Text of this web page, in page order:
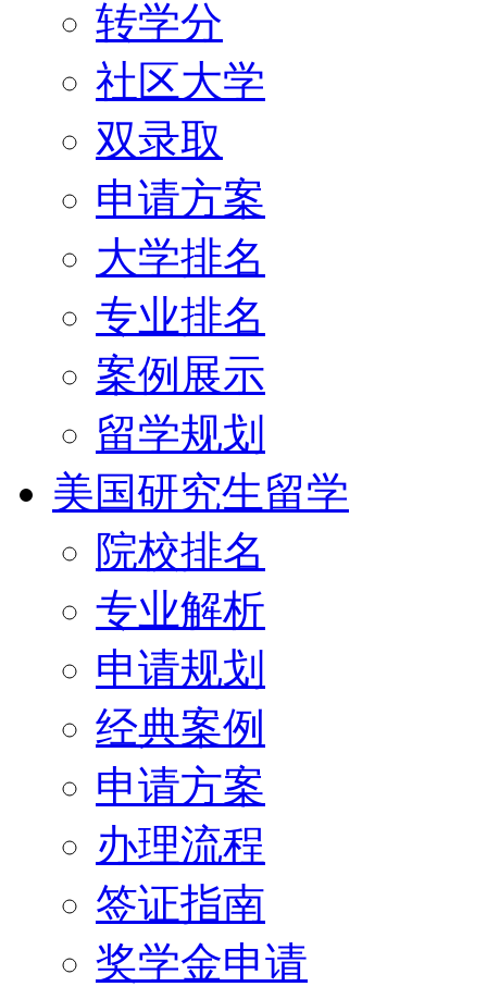
转学分
社区大学
双录取
申请方案
大学排名
专业排名
案例展示
留学规划
美国研究生留学
院校排名
专业解析
申请规划
经典案例
申请方案
办理流程
签证指南
奖学金申请